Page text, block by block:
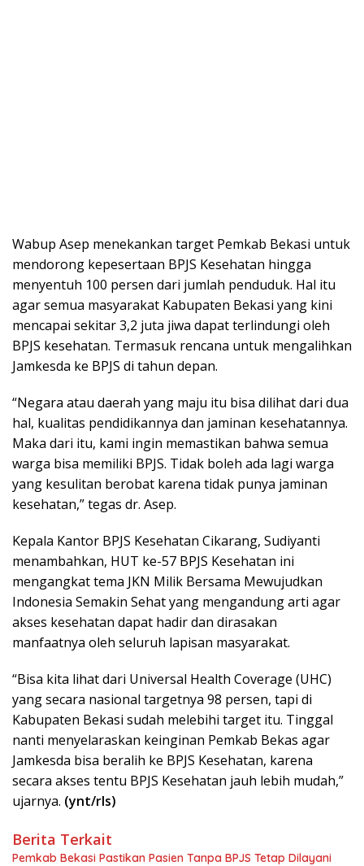
Wabup Asep menekankan target Pemkab Bekasi untuk
mendorong kepesertaan BPJS Kesehatan hingga
menyentuh 100 persen dari jumlah penduduk. Hal itu
agar semua masyarakat Kabupaten Bekasi yang kini
mencapai sekitar 3,2 juta jiwa dapat terlindungi oleh
BPJS kesehatan. Termasuk rencana untuk mengalihkan
Jamkesda ke BPJS di tahun depan.
“Negara atau daerah yang maju itu bisa dilihat dari dua
hal, kualitas pendidikannya dan jaminan kesehatannya.
Maka dari itu, kami ingin memastikan bahwa semua
warga bisa memiliki BPJS. Tidak boleh ada lagi warga
yang kesulitan berobat karena tidak punya jaminan
kesehatan,” tegas dr. Asep.
Kepala Kantor BPJS Kesehatan Cikarang, Sudiyanti
menambahkan, HUT ke-57 BPJS Kesehatan ini
mengangkat tema JKN Milik Bersama Mewujudkan
Indonesia Semakin Sehat yang mengandung arti agar
akses kesehatan dapat hadir dan dirasakan
manfaatnya oleh seluruh lapisan masyarakat.
“Bisa kita lihat dari Universal Health Coverage (UHC)
yang secara nasional targetnya 98 persen, tapi di
Kabupaten Bekasi sudah melebihi target itu. Tinggal
nanti menyelaraskan keinginan Pemkab Bekas agar
Jamkesda bisa beralih ke BPJS Kesehatan, karena
secara akses tentu BPJS Kesehatan jauh lebih mudah,”
ujarnya. (ynt/rls)
Berita Terkait
Pemkab Bekasi Pastikan Pasien Tanpa BPJS Tetap Dilayani